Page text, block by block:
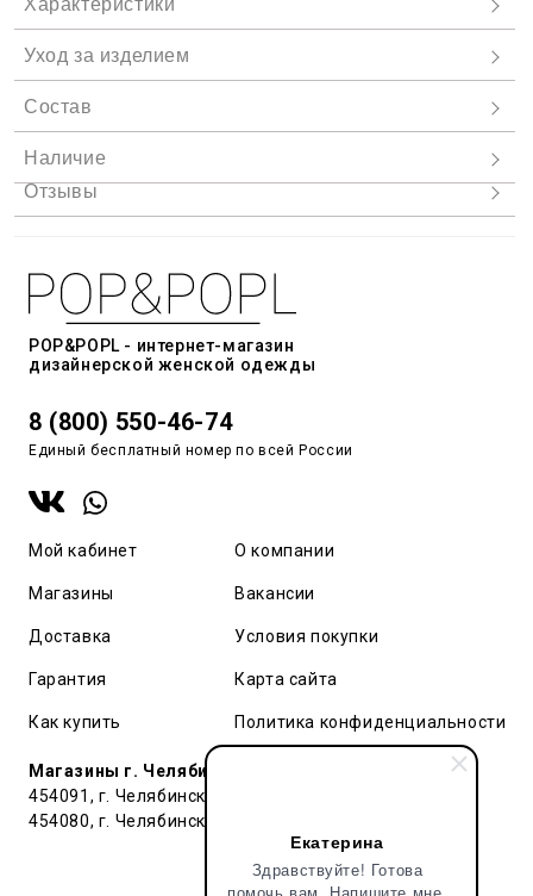
Екатерина
Здравствуйте! Готова
POP&POPL - интернет-магазин
дизайнерской женской одежды
8 (800) 550-46-74
Единый бесплатный номер по всей России
Мой кабинет
Магазины
Доставка
Гарантия
Как купить
О компании
Вакансии
Условия покупки
Карта сайта
Политика конфиденциальности
Магазины г. Челябинск:
454091, г. Челябинск, ул. Труда, 91 БЦ Гардероб
454080, г. Челябинск, ул. Тернопольская , д. 6